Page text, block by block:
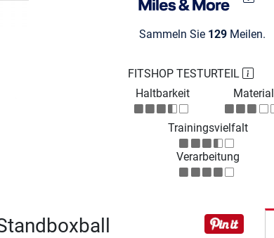
Sammeln Sie 129Meilen.
FITSHOP TESTURTEIL
Haltbarkeit
Material
Trainingsvielfalt
Verarbeitung